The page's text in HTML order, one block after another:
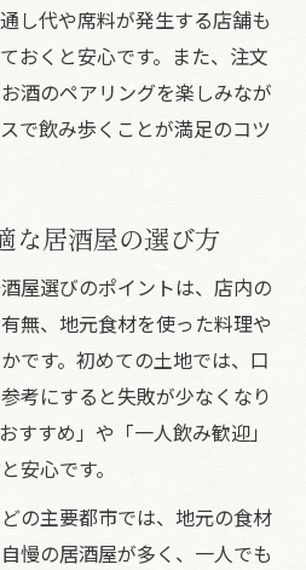
し代や席料が発生する店舗も
おくと安心です。また、注文
酒のペアリングを楽しみなが
で飲み歩くことが満足のコツ
な居酒屋の選び方
屋選びのポイントは、店内の
無、地元食材を使った料理や
です。初めての土地では、口
考にすると失敗が少なくなり
すすめ」や「一人飲み歓迎」
安心です。
の主要都市では、地元の食材
慢の居酒屋が多く、一人でも